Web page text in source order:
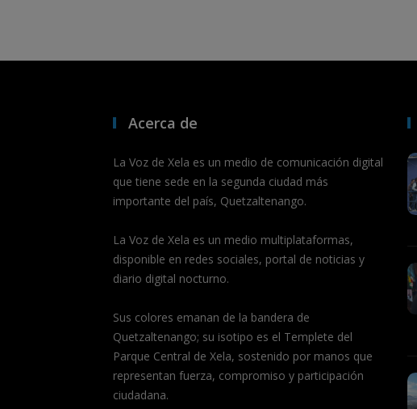
Acerca de
La Voz de Xela es un medio de comunicación digital
que tiene sede en la segunda ciudad más
importante del país, Quetzaltenango.
La Voz de Xela es un medio multiplataformas,
disponible en redes sociales, portal de noticias y
diario digital nocturno.
Sus colores emanan de la bandera de
Quetzaltenango; su isotipo es el Templete del
Parque Central de Xela, sostenido por manos que
representan fuerza, compromiso y participación
ciudadana.